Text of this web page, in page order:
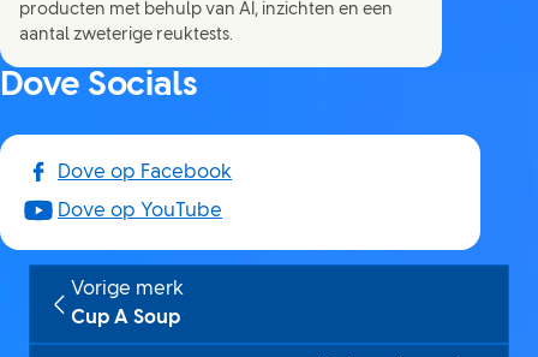
producten met behulp van AI, inzichten en een
aantal zweterige reuktests.
Dove Socials
Dove op Facebook
Dove op YouTube
Vorige merk
Cup A Soup